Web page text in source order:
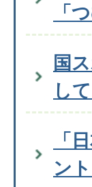
「
国
し
「
ン